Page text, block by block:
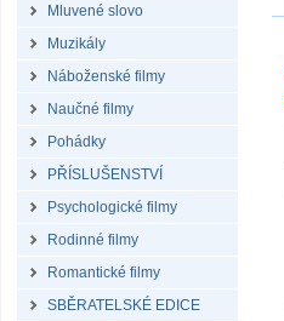
Mluvené slovo
Muzikály
Náboženské filmy
Naučné filmy
Pohádky
PŘÍSLUŠENSTVÍ
Psychologické filmy
Rodinné filmy
Romantické filmy
SBĚRATELSKÉ EDICE